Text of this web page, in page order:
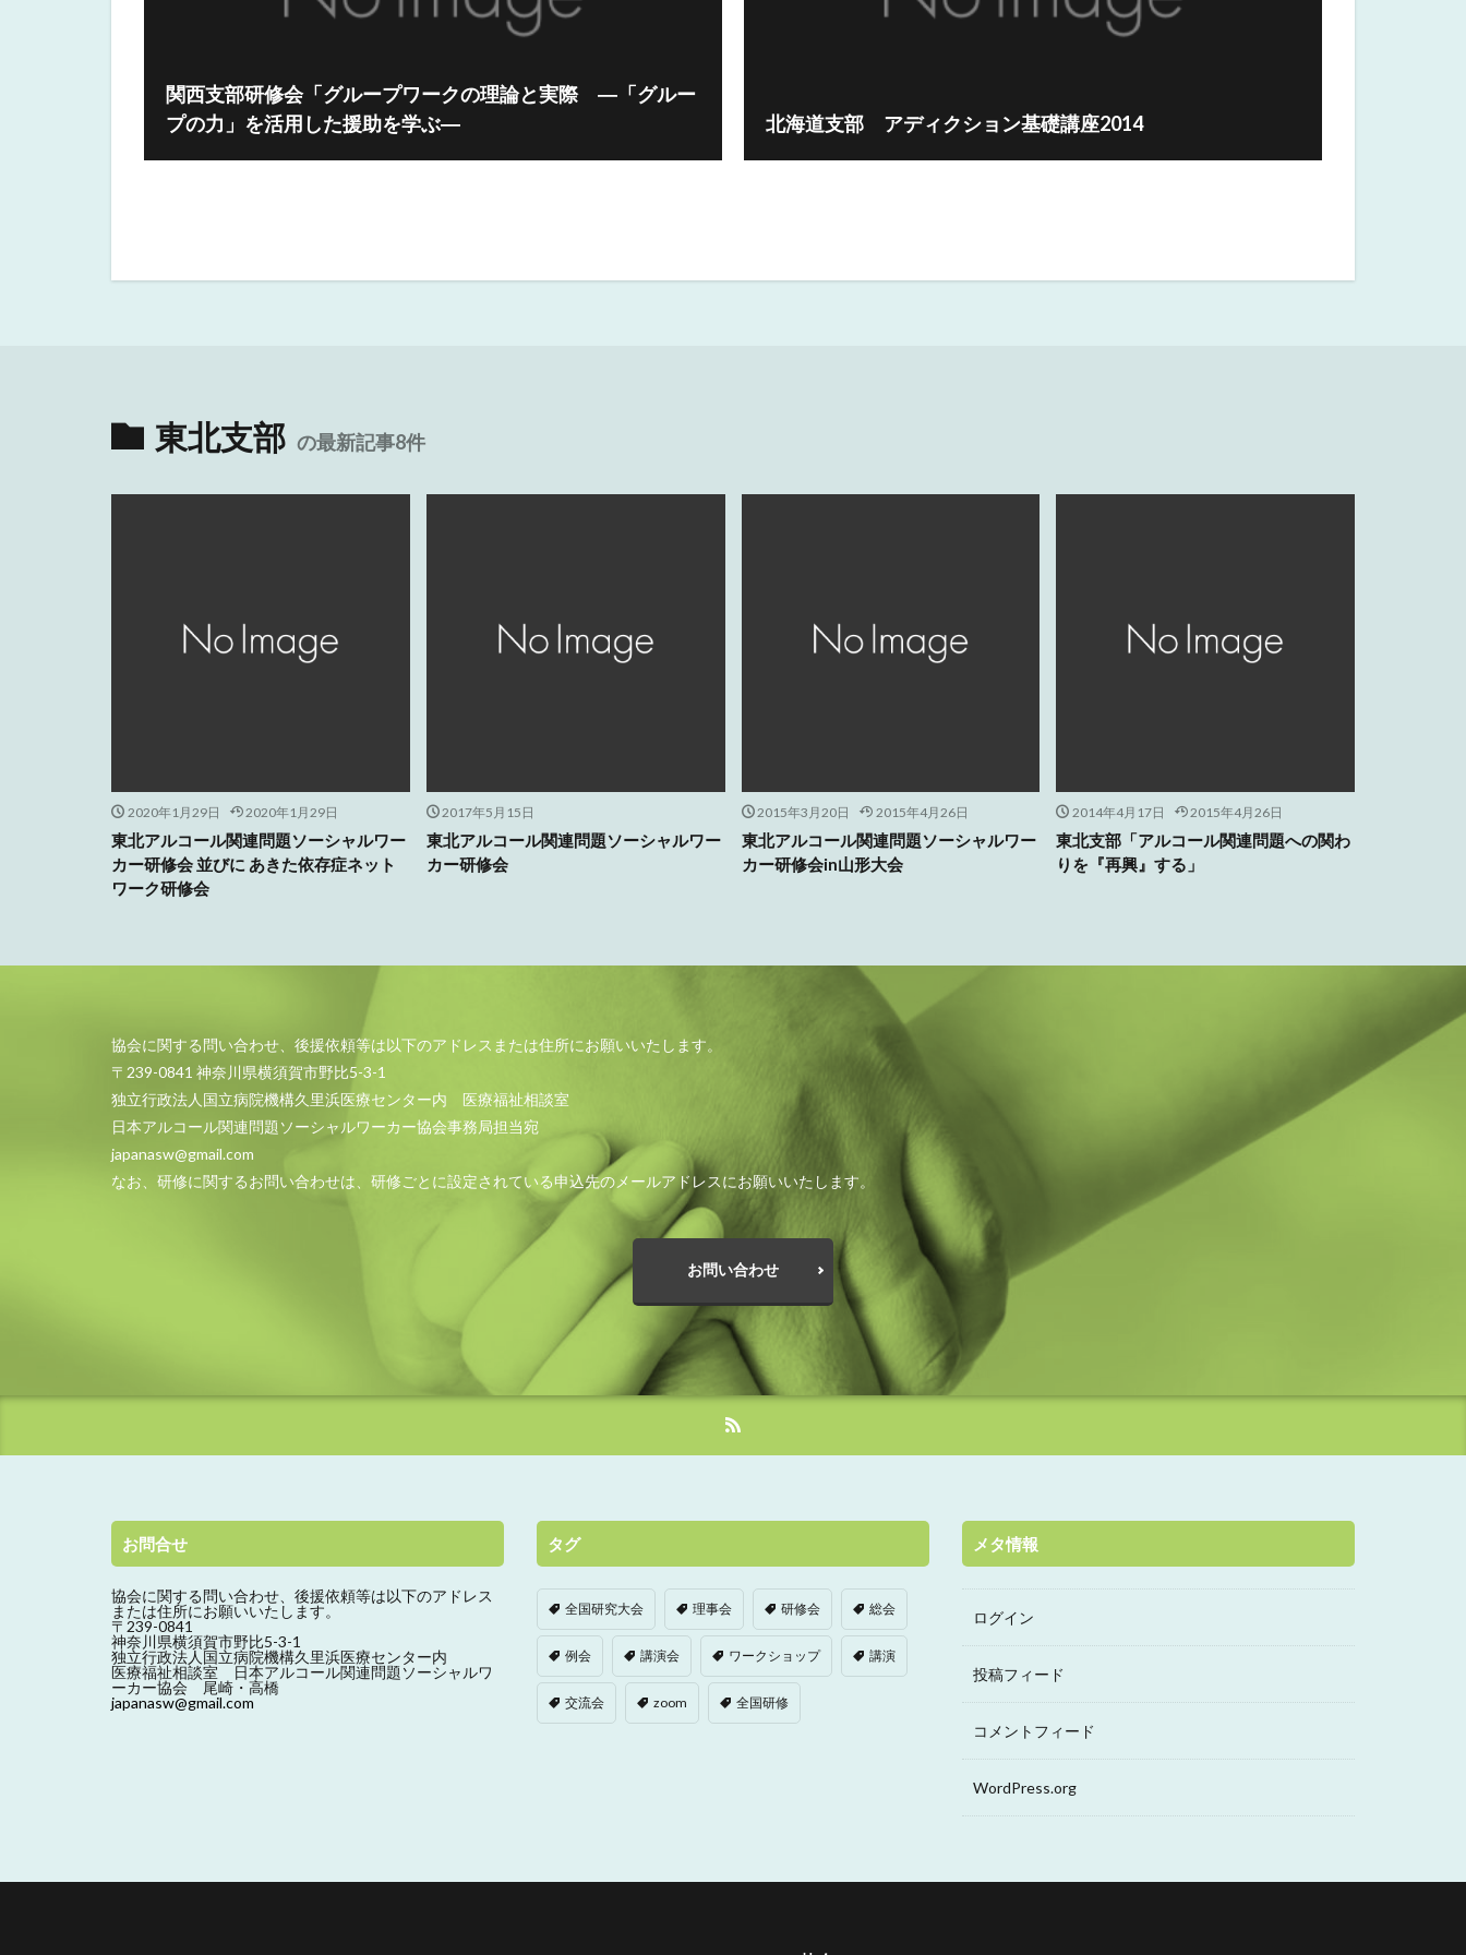
関西支部研修会「グループワークの理論と実際 ―「グルー
プの力」を活用した援助を学ぶ―
北海道支部 アディクション基礎講座2014
東北支部 の最新記事8件
2020年1月29日 2020年1月29日
東北アルコール関連問題ソーシャルワー
カー研修会 並びに あきた依存症ネット
ワーク研修会
2017年5月15日
東北アルコール関連問題ソーシャルワー
カー研修会
2015年3月20日 2015年4月26日
東北アルコール関連問題ソーシャルワー
カー研修会in山形大会
2014年4月17日 2015年4月26日
東北支部「アルコール関連問題への関わ
りを『再興』する」
協会に関する問い合わせ、後援依頼等は以下のアドレスまたは住所にお願いいたします。
〒239-0841 神奈川県横須賀市野比5-3-1
独立行政法人国立病院機構久里浜医療センター内 医療福祉相談室
日本アルコール関連問題ソーシャルワーカー協会事務局担当宛
japanasw@gmail.com
なお、研修に関するお問い合わせは、研修ごとに設定されている申込先のメールアドレスにお願いいたします。
お問い合わせ
お問合せ
協会に関する問い合わせ、 後援依頼等は以下のアドレス
または住所にお願いいたします。
〒239-0841
神奈川県横須賀市野比5-3-1
独立行政法人国立病院機構久里浜医療センター内
医療福祉相談室 日本アルコール関連問題ソーシャルワ
ーカー協会 尾崎・高橋
japanasw@gmail.com
タグ
全国研究大会 理事会 研修会 総会
例会 講演会 ワークショップ 講演
交流会 zoom 全国研修
メタ情報
ログイン
投稿フィード
コメントフィード
WordPress.org